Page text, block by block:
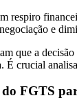
respiro
e
que a
É crucial
FGTS